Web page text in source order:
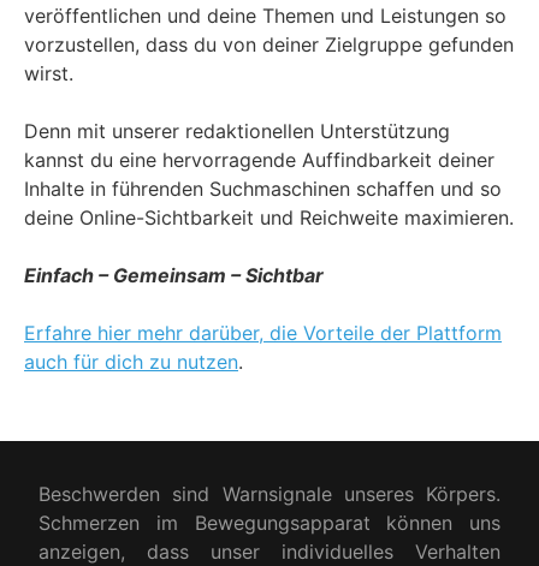
veröffentlichen und deine Themen und Leistungen so
vorzustellen, dass du von deiner Zielgruppe gefunden
wirst.
Denn mit unserer redaktionellen Unterstützung
kannst du eine hervorragende Auffindbarkeit deiner
Inhalte in führenden Suchmaschinen schaffen und so
deine Online-Sichtbarkeit und Reichweite maximieren.
Einfach – Gemeinsam – Sichtbar
Erfahre hier mehr darüber, die Vorteile der Plattform
auch für dich zu nutzen.
Beschwerden sind Warnsignale unseres Körpers.
Schmerzen im Bewegungsapparat können uns
anzeigen, dass unser individuelles Verhalten